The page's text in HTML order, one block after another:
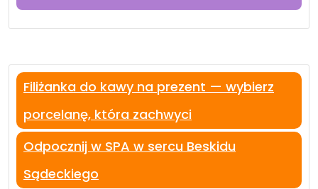
Filiżanka do kawy na prezent — wybierz
porcelanę, która zachwyci
Odpocznij w SPA w sercu Beskidu
Sądeckiego